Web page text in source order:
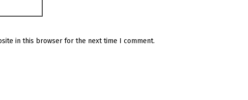
in this browser for the next time I comment.